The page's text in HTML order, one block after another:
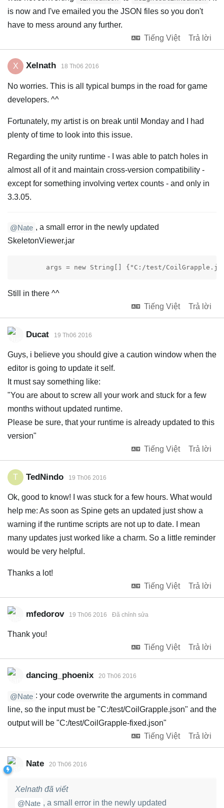
is now and I've emailed you the JSON files so you don't
have to mess around any further.
Tiếng Việt
Trả lời
X Xelnath 18 Th06 2016
No worries. This is all typical bumps in the road for game
developers. ^^
Fortunately, my artist is on break until Monday and I had
plenty of time to look into this issue.
Regarding the unity runtime - I was able to patch holes in
almost all of it and maintain cross-version compatibility -
except for something involving vertex counts - and only in
3.3.05.
@Nate , a small error in the newly updated
SkeletonViewer.jar
args = new String[] {"C:/test/
Still in there ^^
Tiếng Việt
Trả lời
Ducat 19 Th06 2016
Guys, i believe you should give a caution window when the
editor is going to update it self.
It must say something like:
"You are about to screw all your work and stuck for a few
months without updated runtime.
Please be sure, that your runtime is already updated to this
version"
Tiếng Việt
Trả lời
T TedNindo 19 Th06 2016
Ok, good to know! I was stuck for a few hours. What would
help me: As soon as Spine gets an updated just show a
warning if the runtime scripts are not up to date. I mean
many updates just worked like a charm. So a little reminder
would be very helpful.
Thanks a lot!
Tiếng Việt
Trả lời
mfedorov 19 Th06 2016 Đã chỉnh sửa
Thank you!
Tiếng Việt
Trả lời
dancing_phoenix 20 Th06 2016
@Nate : your code overwrite the arguments in command
line, so the input must be "C:/test/CoilGrapple.json" and the
output will be "C:/test/CoilGrapple-fixed.json"
Tiếng Việt
Trả lời
Nate 20 Th06 2016
Xelnath đã viết
@Nate , a small error in the newly updated